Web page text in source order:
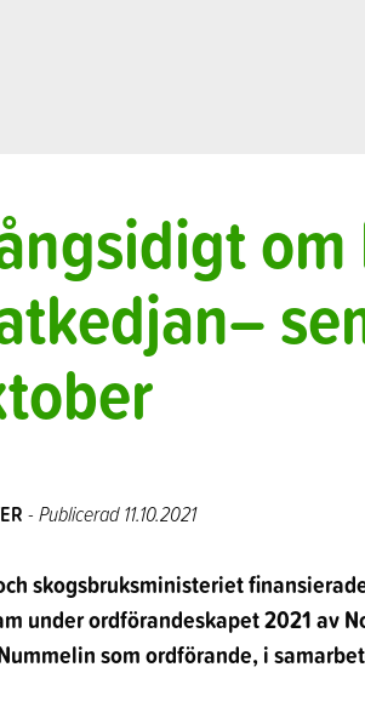
- Publicerad 11.10.2021
skogsbruksministeriet
under ordförandeskapet 2021 av
som ordförande, i